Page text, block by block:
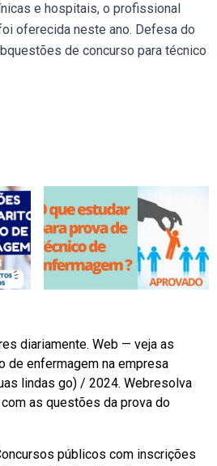
e hospitais, o profissional
oferecida neste ano. Defesa do
de concurso para técnico
diariamente. Web — veja as
de enfermagem na empresa
lindas go) / 2024. Webresolva
as questões da prova do
públicos com inscrições